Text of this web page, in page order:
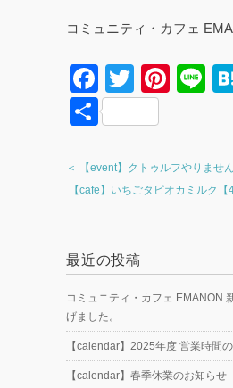
コミュニティ・カフェ
F
a
c
e
b
o
k
T
wi
tt
er
Pi
e
st
Li
共
＜ 【event】クトゥルフやりませ
【cafe】いちごタピオカミルク
最近の投稿
コミュニティ・カフェ EMANON
げました。
【calendar】2025年度 営業時間
【calendar】春季休業のお知らせ